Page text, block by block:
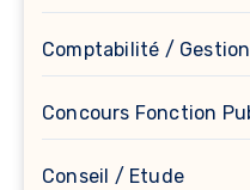
Comptabilité /
Concours Fonction
Conseil / Etude